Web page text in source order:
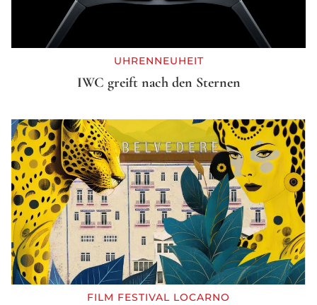
UHRENNEUHEIT
IWC greift nach den Sternen
FILM FESTIVAL LOCARNO